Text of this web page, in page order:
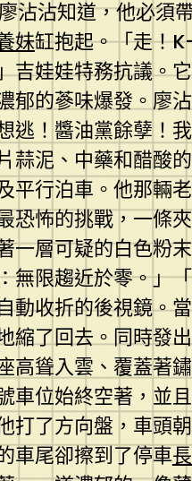
沾知道，他必須
妹缸抱起。「走！
娃娃特務抗議。
郁的蔘味爆發。廖
！醬油黨餘孽！
蒜泥、中藥和醋酸
行泊車。他那輛
怖的挑戰，一條
層可疑的白色粉
限趨近於零。」
收折的後視鏡。
縮了回去。同時發
高聳入雲、覆蓋著
位始終空著，並
了方向盤，車頭
車尾卻擦到了停車